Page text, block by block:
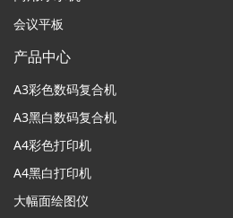
会议平板
产品中心
A3彩色数码复合机
A3黑白数码复合机
A4彩色打印机
A4黑白打印机
大幅面绘图仪